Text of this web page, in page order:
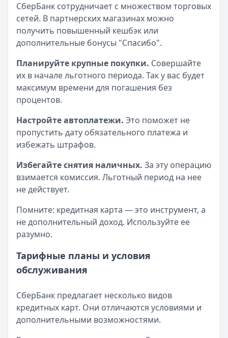
СберБанк сотрудничает с множеством торговых
сетей. В партнерских магазинах можно
получить повышенный кешбэк или
дополнительные бонусы "Спасибо".
Планируйте крупные покупки. Совершайте
их в начале льготного периода. Так у вас будет
максимум времени для погашения без
процентов.
Настройте автоплатежи. Это поможет не
пропустить дату обязательного платежа и
избежать штрафов.
Избегайте снятия наличных. За эту операцию
взимается комиссия. Льготный период на нее
не действует.
Помните: кредитная карта — это инструмент, а
не дополнительный доход. Используйте ее
разумно.
Тарифные планы и условия
обслуживания
СберБанк предлагает несколько видов
кредитных карт. Они отличаются условиями и
дополнительными возможностями.